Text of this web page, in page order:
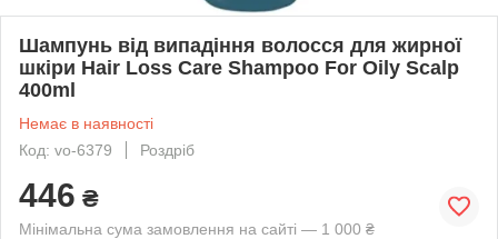
Шампунь від випадіння волосся для жирної
шкіри Hair Loss Care Shampoo For Oily Scalp
400ml
Немає в наявності
Код: vo-6379
Роздріб
446 ₴
Мінімальна сума замовлення на сайті — 1 000 ₴